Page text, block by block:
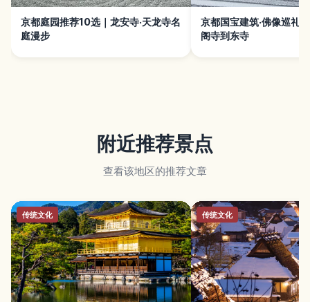
京都庭园推荐10选｜龙安寺·天龙寺名
庭漫步
京都国宝建筑·佛像巡礼
阁寺到东寺
附近推荐景点
查看该地区的推荐文章
传统文化 传统文化